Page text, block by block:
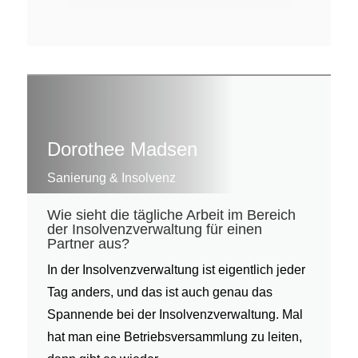
Dorothee Madsen
Sanierung & Insolvenz
Wie sieht die tägliche Arbeit im Bereich
der Insolvenzverwaltung für einen
Partner aus?
In der Insolvenzverwaltung ist eigentlich jeder
Tag anders, und das ist auch genau das
Spannende bei der Insolvenzverwaltung. Mal
hat man eine Betriebsversammlung zu leiten,